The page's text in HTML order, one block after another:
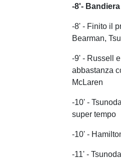
-8'-
-8' - Finito il
Bearman,
-9' - Russell
abbastanza
McLaren
-10' -
super tempo
-10' -
-11' -